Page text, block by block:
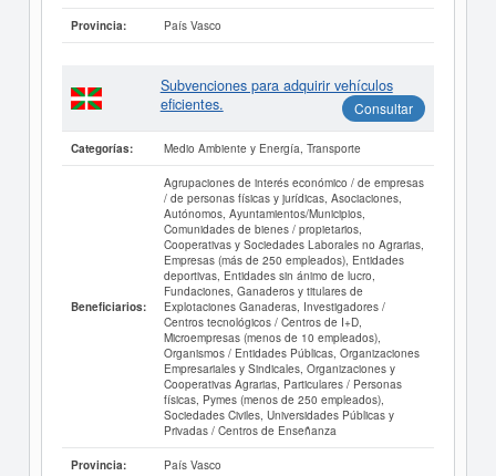
Provincia: País Vasco
Subvenciones para adquirir vehículos
eficientes.
Consultar
Categorías: Medio Ambiente y Energía, Transporte
Beneficiarios:
Agrupaciones de interés económico / de empresas
/ de personas físicas y jurídicas, Asociaciones,
Autónomos, Ayuntamientos/Municipios,
Comunidades de bienes / propietarios,
Cooperativas y Sociedades Laborales no Agrarias,
Empresas (más de 250 empleados), Entidades
deportivas, Entidades sin ánimo de lucro,
Fundaciones, Ganaderos y titulares de
Explotaciones Ganaderas, Investigadores /
Centros tecnológicos / Centros de I+D,
Microempresas (menos de 10 empleados),
Organismos / Entidades Públicas, Organizaciones
Empresariales y Sindicales, Organizaciones y
Cooperativas Agrarias, Particulares / Personas
físicas, Pymes (menos de 250 empleados),
Sociedades Civiles, Universidades Públicas y
Privadas / Centros de Enseñanza
Provincia: País Vasco